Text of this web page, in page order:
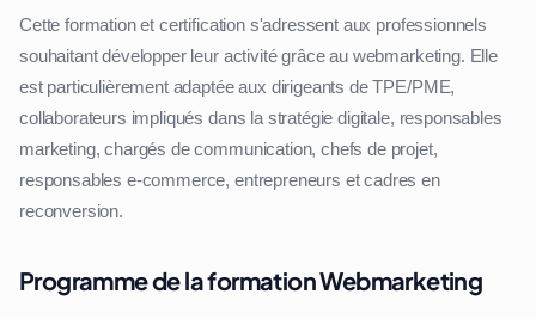
Cette formation et certification s'adressent aux professionnels
souhaitant développer leur activité grâce au webmarketing. Elle
est particulièrement adaptée aux dirigeants de TPE/PME,
collaborateurs impliqués dans la stratégie digitale, responsables
marketing, chargés de communication, chefs de projet,
responsables e-commerce, entrepreneurs et cadres en
reconversion.
Programme de la formation Webmarketing